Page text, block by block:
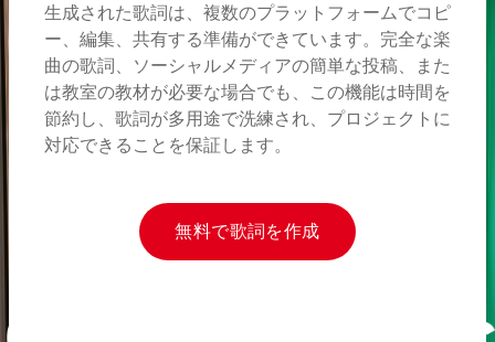
生成された歌詞は、複数のプラットフォームでコピ
ー、編集、共有する準備ができています。完全な楽
曲の歌詞、ソーシャルメディアの簡単な投稿、また
は教室の教材が必要な場合でも、この機能は時間を
節約し、歌詞が多用途で洗練され、プロジェクトに
対応できることを保証します。
無料で歌詞を作成